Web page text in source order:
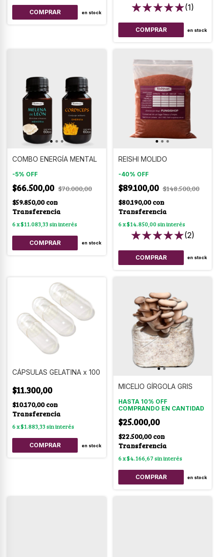
en stock (1)
COMPRAR en stock
COMBO ENERGÍA MENTAL
-5% OFF
$66.500,00 $70.000,00
$59.850,00con
Transferencia
6x$11.083,33sin interés
en stock
REISHI MOLIDO
-40% OFF
$89.100,00 $148.500,00
$80.190,00con
Transferencia
6x$14.850,00sin interés
(2)
COMPRAR en stock
CÁPSULAS GELATINA x 100
$11.300,00
$10.170,00con
Transferencia
6x$1.883,33sin interés
COMPRAR en stock
MICELIO GÍRGOLA GRIS
HASTA 10% OFF
COMPRANDO EN CANTIDAD
$25.000,00
$22.500,00con
Transferencia
6x$4.166,67sin interés
COMPRAR en stock